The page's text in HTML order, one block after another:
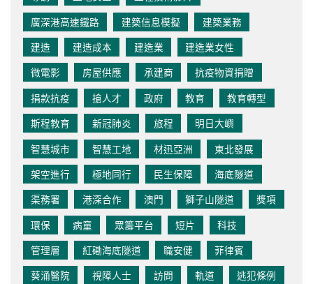
廣深港高速鐵路
建築信息模擬
建築業務
建造
建造成本 建造業
建造業女性
微電影
房屋供應 承建商
抗疫物資捐贈
捐款抗疫
搶人才 政府 教育
教育轉型
斯程教育
新冠肺炎 旅程
明日大嶼
智慧城市
智慧工地 材迅亞洲
東北發展
架空進行
極地同行 民生保障
海底隧道
渠務署
港深合作 澳門 獅子山隧道
獎項
環保
病童 眾籌平台 短片
科技
管理層
紅磡海底隧道 職安健
菲律賓
葵涌醫院
視障人士 訪問 軌道
逃犯條例